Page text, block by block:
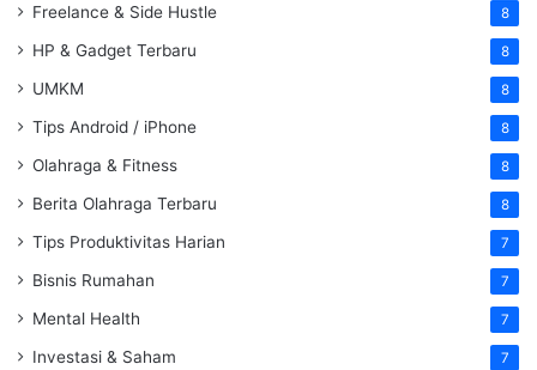
Freelance & Side Hustle 8
HP & Gadget Terbaru 8
UMKM 8
Tips Android / iPhone 8
Olahraga & Fitness 8
Berita Olahraga Terbaru 8
Tips Produktivitas Harian 7
Bisnis Rumahan 7
Mental Health 7
Investasi & Saham 7